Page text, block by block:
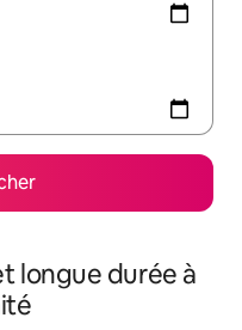
longue durée à